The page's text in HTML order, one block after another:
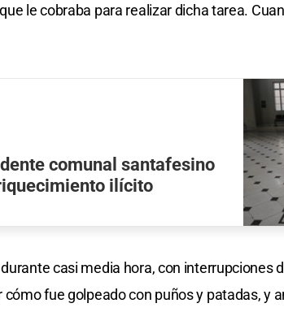
le cobraba para realizar dicha tarea.
comunal santafesino
ilícito
casi media hora, con interrupciones
cómo fue golpeado con puños y patadas, y